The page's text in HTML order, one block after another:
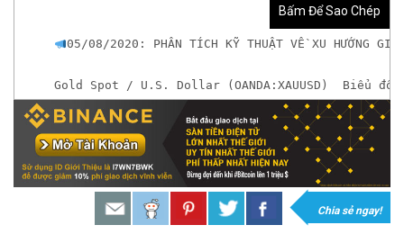
Bấm Để Sao Chép
05/08/2020: PHÂN TÍCH KỸ THUẬT VỀ XU HƯỚNG GIÁ
Gold Spot / U.S. Dollar (OANDA:XAUUSD)  Biểu
𝘟𝘦𝘮 𝘤𝘩𝘪 𝘵𝘪ế𝘵: https://chungkhoanforex.com/05-
𝐆𝐢𝐚𝐨 𝐝ị𝐜𝐡 𝐕à𝐧𝐠 𝐯ớ𝐢 𝐂𝐡ê𝐧𝐡 𝐋ệ𝐜𝐡 𝐜ự𝐜 𝐭𝐡ấ𝐩, 𝐓𝐡𝐚𝐧𝐡
𝘔ở 𝘵à𝘪 𝘬𝘩𝘰ả𝘯 𝘵𝘳ê𝘯 𝘴à𝘯 𝘌𝘹𝘯𝘦𝘴𝘴 𝘜𝘺 𝘛í𝘯 𝘷à 𝘱𝘩ù
Chia sẻ ngay!